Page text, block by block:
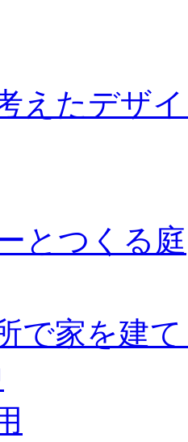
えたデザ
とつくる庭
で家を建